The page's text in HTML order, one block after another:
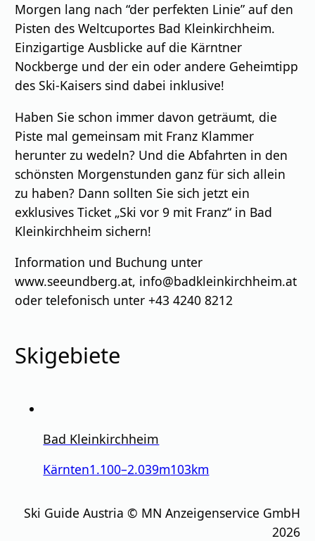
Morgen lang nach “der perfekten Linie” auf den
Pisten des Weltcuportes Bad Kleinkirchheim.
Einzigartige Ausblicke auf die Kärntner
Nockberge und der ein oder andere Geheimtipp
des Ski-Kaisers sind dabei inklusive!
Haben Sie schon immer davon geträumt, die
Piste mal gemeinsam mit Franz Klammer
herunter zu wedeln? Und die Abfahrten in den
schönsten Morgenstunden ganz für sich allein
zu haben? Dann sollten Sie sich jetzt ein
exklusives Ticket „Ski vor 9 mit Franz“ in Bad
Kleinkirchheim sichern!
Information und Buchung unter
www.seeundberg.at, info@badkleinkirchheim.at
oder telefonisch unter +43 4240 8212
Skigebiete
Bad Kleinkirchheim
Kärnten1.100–2.039m103km
Ski Guide Austria © MN Anzeigenservice GmbH
2026